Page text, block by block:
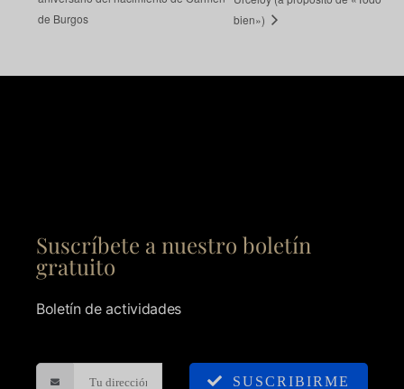
de Burgos
bien»)
Suscríbete a nuestro boletín
gratuito
Boletín de actividades
SUSCRIBIRME